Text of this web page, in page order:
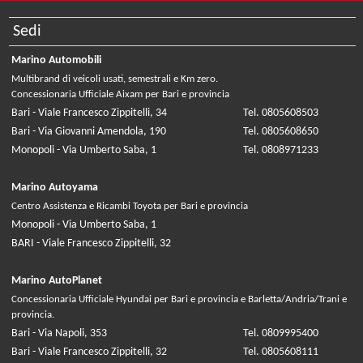
Sedi
Marino Automobili
Multibrand di veicoli usati, semestrali e Km zero.
Concessionaria Ufficiale Aixam per Bari e provincia
Bari - Viale Francesco Zippitelli, 34
Tel. 0805608503
Bari - Via Giovanni Amendola, 190
Tel. 0805608650
Monopoli - Via Umberto Saba, 1
Tel. 0808971233
Marino Autoyama
Centro Assistenza e Ricambi Toyota per Bari e provincia
Monopoli - Via Umberto Saba, 1
BARI - Viale Francesco Zippitelli, 32
Marino AutoPlanet
Concessionaria Ufficiale Hyundai per Bari e provincia e Barletta/Andria/Trani e
provincia.
Bari - Via Napoli, 353
Tel. 0809995400
Bari - Viale Francesco Zippitelli, 32
Tel. 0805608111